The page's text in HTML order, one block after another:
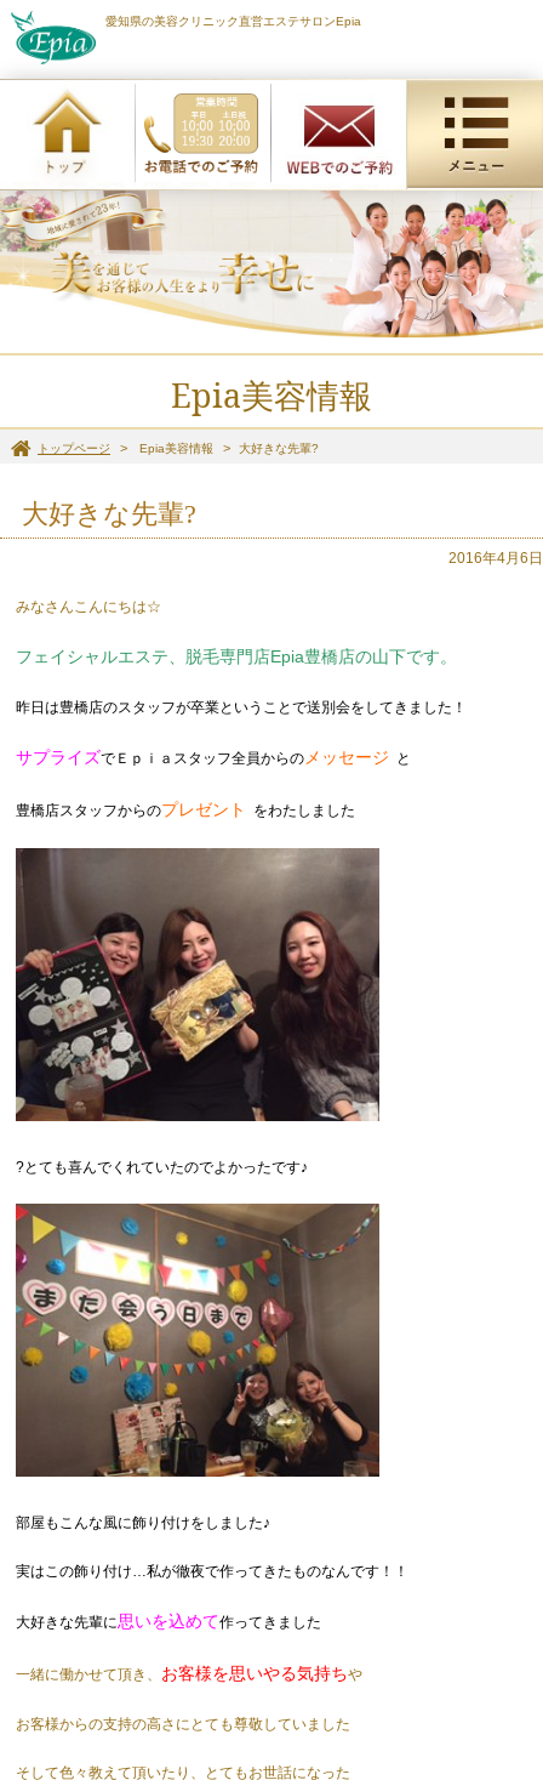
愛知県の美容クリニック直営エステサロンEpia
Epia美容情報
トップページ Epia美容情報 大好きな先輩?
大好きな先輩?
2016年4月6日
みなさんこんにちは☆
フェイシャルエステ、脱毛専門店Epia豊橋店の山下です。
昨日は豊橋店のスタッフが卒業ということで送別会をしてきました！
サプライズでＥｐｉａスタッフ全員からの メッセージ と
豊橋店スタッフからのプレゼント をわたしました
?とても喜んでくれていたのでよかったです♪
部屋もこんな風に飾り付けをしました♪
実はこの飾り付け…私が徹夜で作ってきたものなんです！！
大好きな先輩に思いを込めて作ってきました
一緒に働かせて頂き、 お客様を思いやる気持ちや
お客様からの支持の高さにとても尊敬していました
そして色々教えて頂いたり、とてもお世話になった